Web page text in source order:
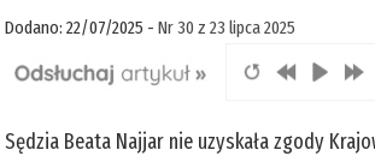
Dodano: 22/07/2025 -Nr 30 z 23 lipca 2025
Sędzia Beata Najjar nie uzyskała zgody